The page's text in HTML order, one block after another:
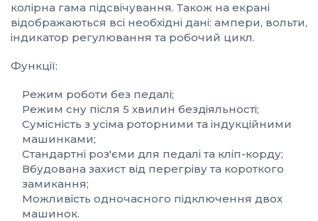
колірна гама підсвічування. Також на екрані
відображаються всі необхідні дані: ампери, вольти,
індикатор регулювання та робочий цикл.
Функції:
Режим роботи без педалі;
Режим сну після 5 хвилин бездіяльності;
Сумісність з усіма роторними та індукційними
машинками;
Стандартні роз'єми для педалі та кліп-корду;
Вбудована захист від перегріву та короткого
замикання;
Можливість одночасного підключення двох
машинок.